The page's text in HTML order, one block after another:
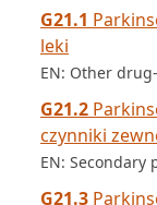
G21.1
leki
EN: Other
G21.2
czynniki
EN:
G21.3